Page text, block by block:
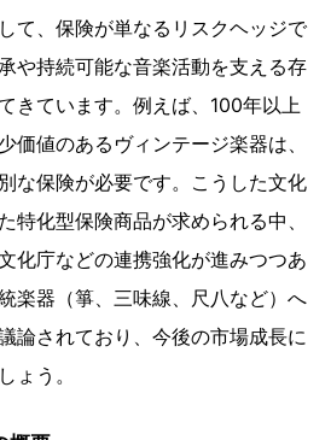
て、保険が単なるリスクヘッジで
や持続可能な音楽活動を支える存
きています。例えば、100年以上
価値のあるヴィンテージ楽器は、
な保険が必要です。こうした文化
特化型保険商品が求められる中、
化庁などの連携強化が進みつつあ
楽器（箏、三味線、尺八など）へ
論されており、今後の市場成長に
ょう。